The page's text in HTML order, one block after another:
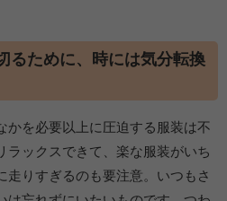
るために、時には気分転換
かを必要以上に圧迫する服装は不
ラックスできて、楽な服装がいち
走りすぎるのも要注意。いつもさ